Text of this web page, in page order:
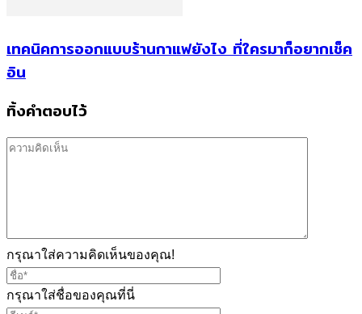
เทคนิคการออกแบบร้านกาแฟยังไง ที่ใครมาก็อยากเช็ค
อิน
ทิ้งคำตอบไว้
กรุณาใส่ความคิดเห็นของคุณ!
กรุณาใส่ชื่อของคุณที่นี่